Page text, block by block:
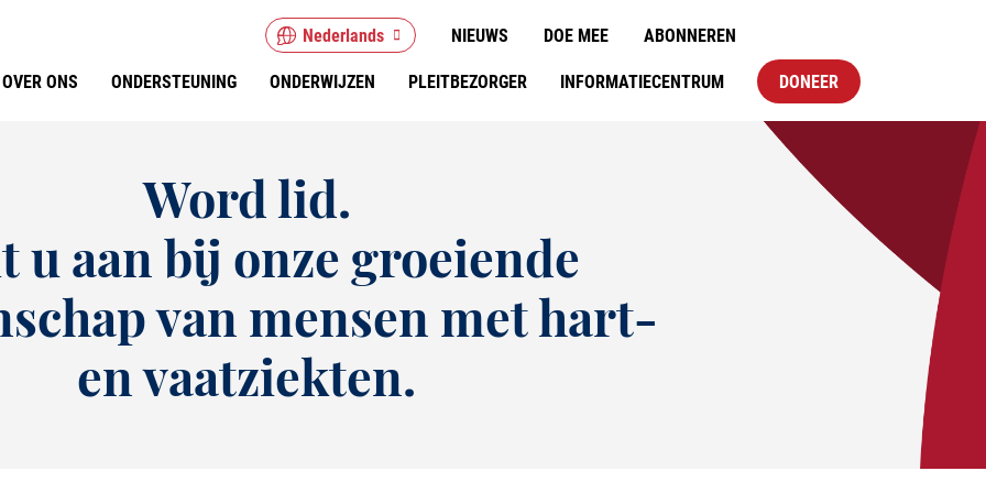
Nederlands NIEUWS DOE MEE ABONNEREN
OVER ONS ONDERSTEUNING ONDERWIJZEN PLEITBEZORGER INFORMATIECENTRUM DONEER
Word lid.
u aan bij onze groeiende
van mensen met hart-
en vaatziekten.